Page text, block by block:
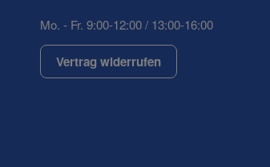
Mo. - Fr. 9:00-12:00 / 13:00-16:00
Vertrag widerrufen